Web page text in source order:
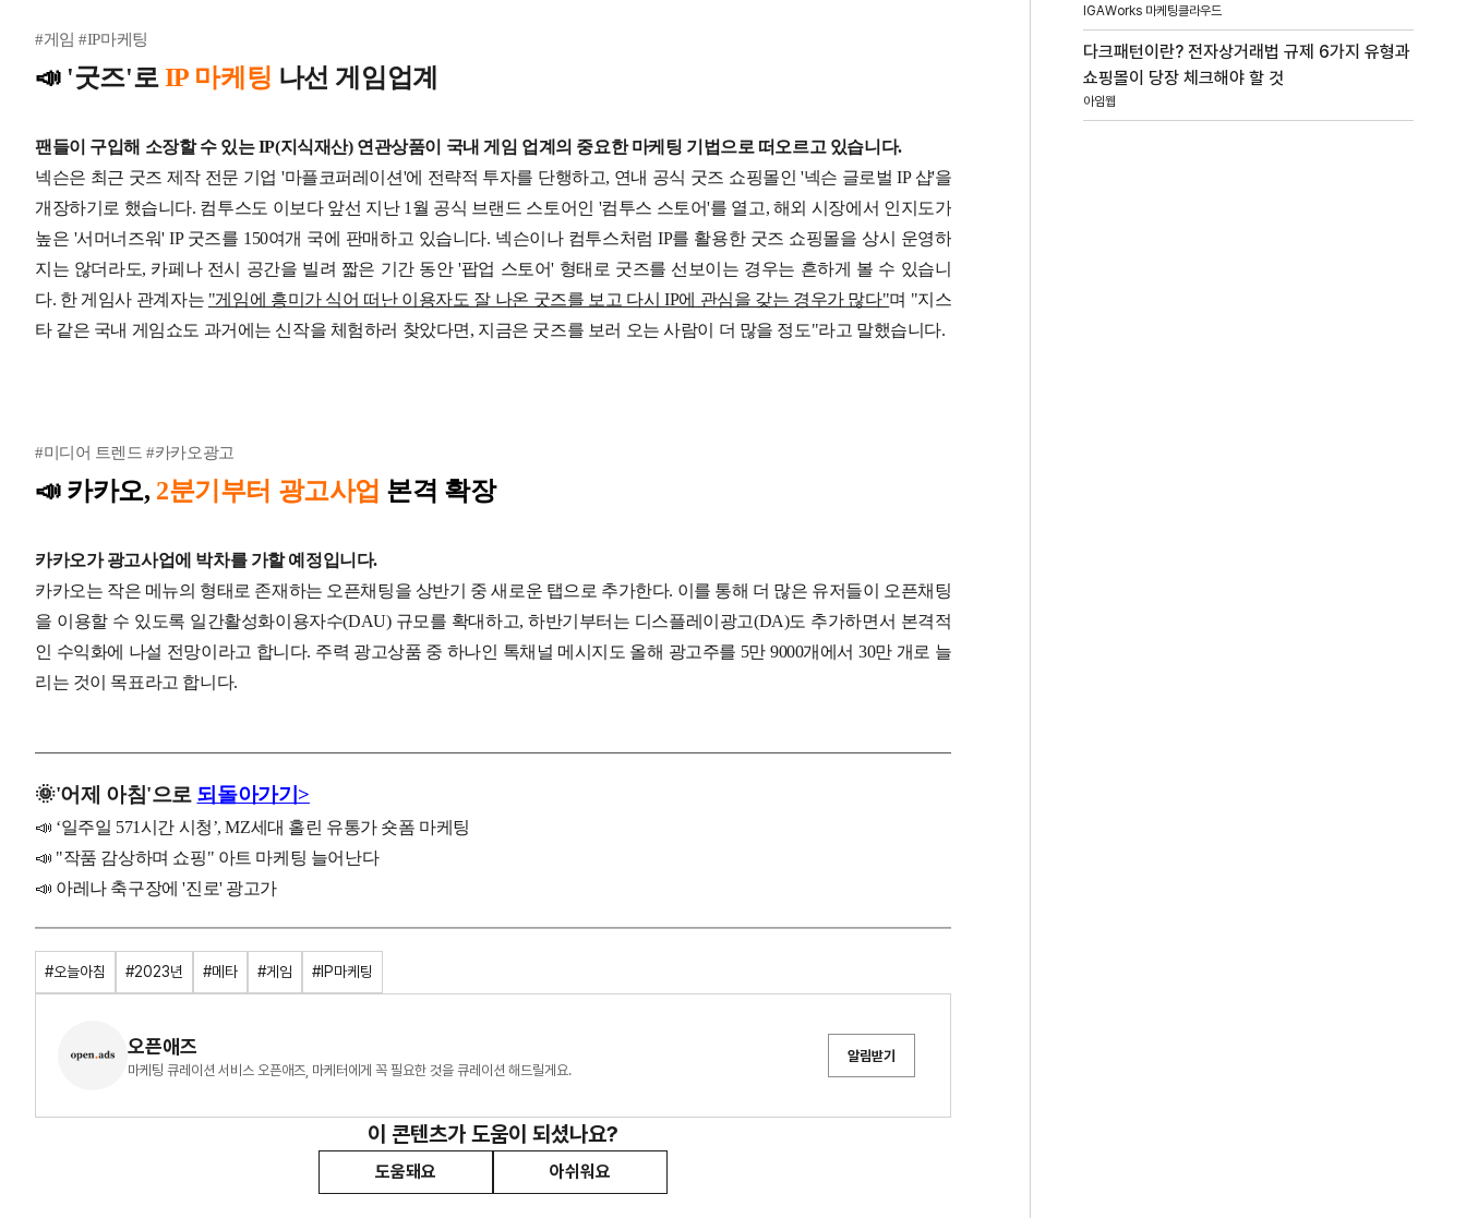
#게임 #IP마케팅
📣 '굿즈'로IP 마케팅 나선 게임업계
팬들이 구입해 소장할 수 있는 IP(지식재산) 연관상품이 국내 게임 업계의 중요한 마케팅 기법으로 떠오르고 있습니다.
넥슨은 최근 굿즈 제작 전문 기업 '마플코퍼레이션'에 전략적 투자를 단행하고, 연내 공식 굿즈 쇼핑몰인 '넥슨 글로벌 IP 샵'을
개장하기로 했습니다. 컴투스도 이보다 앞선 지난 1월 공식 브랜드 스토어인 '컴투스 스토어'를 열고, 해외 시장에서 인지도가
높은 '서머너즈워' IP 굿즈를 150여개 국에 판매하고 있습니다. 넥슨이나 컴투스처럼 IP를 활용한 굿즈 쇼핑몰을 상시 운영하
지는 않더라도, 카페나 전시 공간을 빌려 짧은 기간 동안 '팝업 스토어' 형태로 굿즈를 선보이는 경우는 흔하게 볼 수 있습니
다. 한 게임사 관계자는 "게임에 흥미가 식어 떠난 이용자도 잘 나온 굿즈를 보고 다시 IP에 관심을 갖는 경우가 많다"며 "지스
타 같은 국내 게임쇼도 과거에는 신작을 체험하러 찾았다면, 지금은 굿즈를 보러 오는 사람이 더 많을 정도"라고 말했습니다.
#미디어 트렌드 #카카오광고
📣 카카오, 2분기부터 광고사업 본격 확장
카카오가 광고사업에 박차를 가할 예정입니다.
카카오는 작은 메뉴의 형태로 존재하는 오픈채팅을 상반기 중 새로운 탭으로 추가한다. 이를 통해 더 많은 유저들이 오픈채팅
을 이용할 수 있도록 일간활성화이용자수(DAU) 규모를 확대하고, 하반기부터는 디스플레이광고(DA)도 추가하면서 본격적
인 수익화에 나설 전망이라고 합니다. 주력 광고상품 중 하나인 톡채널 메시지도 올해 광고주를 5만 9000개에서 30만 개로 늘
리는 것이 목표라고 합니다.
🌞'어제 아침'으로 되돌아가기>
📣 ‘일주일 571시간 시청’, MZ세대 홀린 유통가 숏폼 마케팅
📣 "작품 감상하며 쇼핑" 아트 마케팅 늘어난다
📣 아레나 축구장에 '진로' 광고가
#오늘아침 #2023년 #메타 #게임 #IP마케팅
오픈애즈
마케팅 큐레이션 서비스 오픈애즈, 마케터에게 꼭 필요한 것을 큐레이션 해드릴게요.
알림받기
이 콘텐츠가 도움이 되셨나요?
도움돼요 아쉬워요
IGAWorks 마케팅클라우드
다크패턴이란? 전자상거래법 규제 6가지 유형과
쇼핑몰이 당장 체크해야 할 것
아임웹